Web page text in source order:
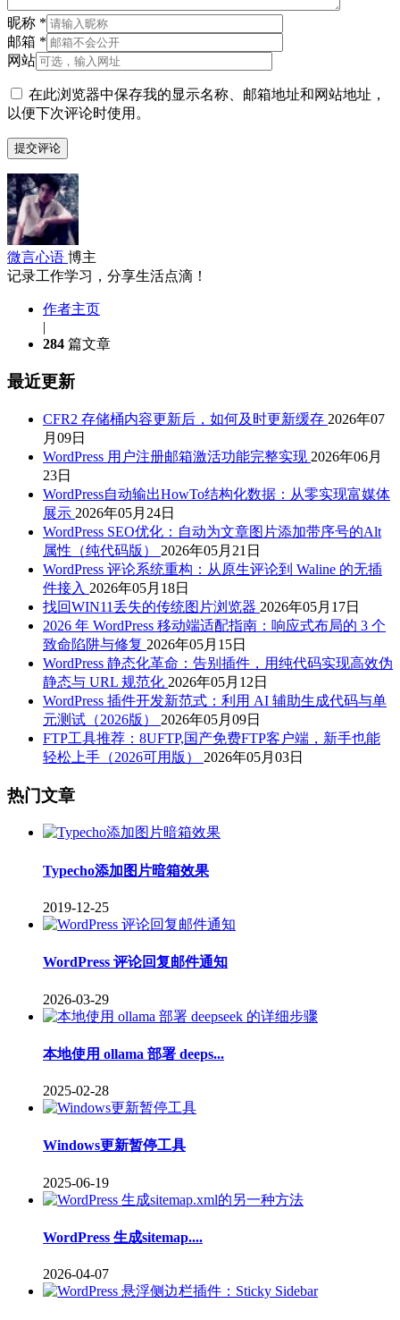
昵称 *
邮箱 *
网站
在此浏览器中保存我的显示名称、邮箱地址和网站地址，
以便下次评论时使用。
微言心语 博主
记录工作学习，分享生活点滴！
作者主页
|
284 篇文章
最近更新
CFR2 存储桶内容更新后，如何及时更新缓存 2026年07
月09日
WordPress 用户注册邮箱激活功能完整实现 2026年06月
23日
WordPress自动输出HowTo结构化数据：从零实现富媒体
展示 2026年05月24日
WordPress SEO优化：自动为文章图片添加带序号的Alt
属性（纯代码版） 2026年05月21日
WordPress 评论系统重构：从原生评论到 Waline 的无插
件接入 2026年05月18日
找回WIN11丢失的传统图片浏览器 2026年05月17日
2026 年 WordPress 移动端适配指南：响应式布局的 3 个
致命陷阱与修复 2026年05月15日
WordPress 静态化革命：告别插件，用纯代码实现高效伪
静态与 URL 规范化 2026年05月12日
WordPress 插件开发新范式：利用 AI 辅助生成代码与单
元测试（2026版） 2026年05月09日
FTP工具推荐：8UFTP,国产免费FTP客户端，新手也能
轻松上手（2026可用版） 2026年05月03日
热门文章
Typecho添加图片暗箱效果
2019-12-25
WordPress 评论回复邮件通知
2026-03-29
本地使用 ollama 部署 deeps...
2025-02-28
Windows更新暂停工具
2025-06-19
WordPress 生成sitemap....
2026-04-07